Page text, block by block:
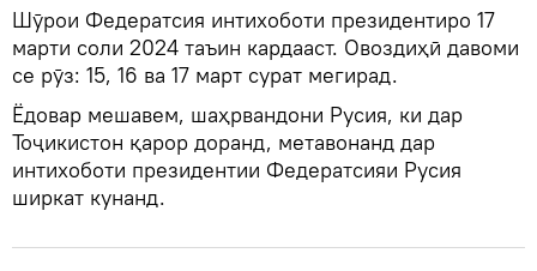
Шӯрои Федератсия интихоботи президентиро 17
марти соли 2024 таъин кардааст. Овоздиҳӣ давоми
се рӯз: 15, 16 ва 17 март сурат мегирад.
Ёдовар мешавем, шаҳрвандони Русия, ки дар
Тоҷикистон қарор доранд, метавонанд дар
интихоботи президентии Федератсияи Русия
ширкат кунанд.